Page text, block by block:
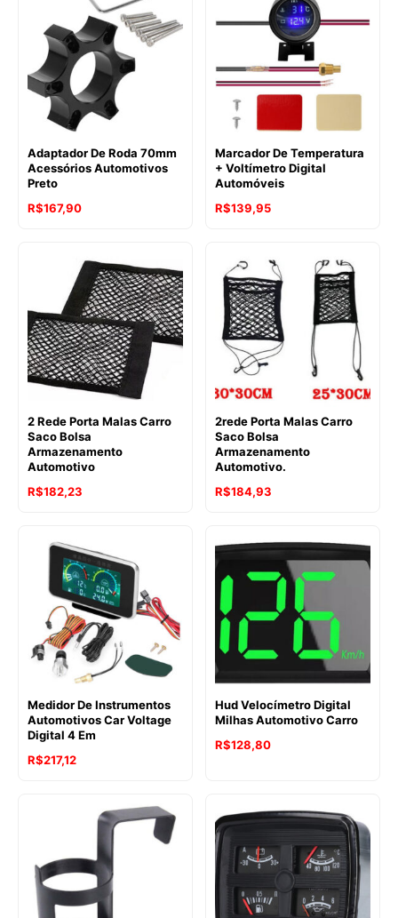
Adaptador De Roda 70mm
Acessórios Automotivos
Preto
R$167,90
Marcador De Temperatura
+ Voltímetro Digital
Automóveis
R$139,95
2 Rede Porta Malas Carro
Saco Bolsa
Armazenamento
Automotivo
R$182,23
2rede Porta Malas Carro
Saco Bolsa
Armazenamento
Automotivo.
R$184,93
Medidor De Instrumentos
Automotivos Car Voltage
Digital 4 Em
R$217,12
Hud Velocímetro Digital
Milhas Automotivo Carro
R$128,80